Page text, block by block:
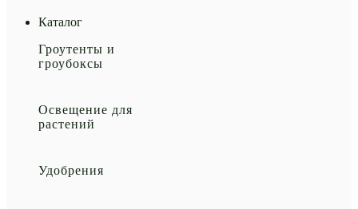
Каталог
Гроутенты и
гроубоксы
Освещение для
растений
Удобрения